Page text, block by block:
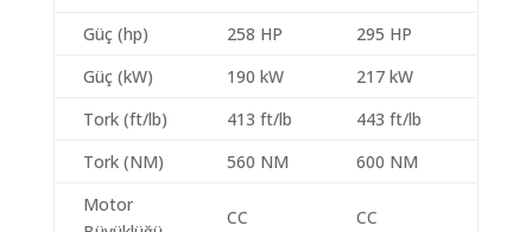
Güç (hp) 258 HP
295 HP
Güç (kW)
190 kW
217 kW
Tork (ft/lb)
413 ft/lb
443 ft/lb
Tork (NM)
560 NM
600 NM
Motor
CC CC